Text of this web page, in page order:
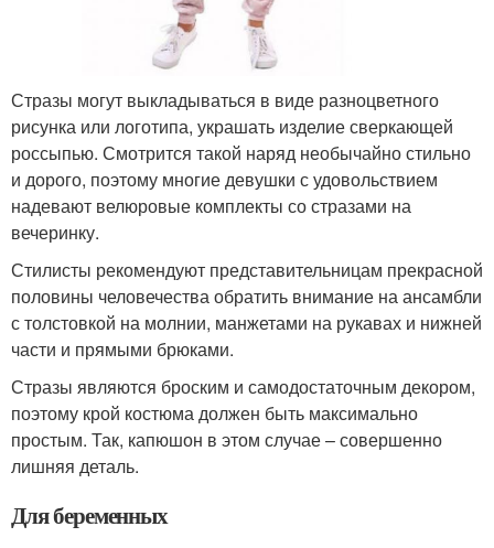
Стразы могут выкладываться в виде разноцветного
рисунка или логотипа, украшать изделие сверкающей
россыпью. Смотрится такой наряд необычайно стильно
и дорого, поэтому многие девушки с удовольствием
надевают велюровые комплекты со стразами на
вечеринку.
Стилисты рекомендуют представительницам прекрасной
половины человечества обратить внимание на ансамбли
с толстовкой на молнии, манжетами на рукавах и нижней
части и прямыми брюками.
Стразы являются броским и самодостаточным декором,
поэтому крой костюма должен быть максимально
простым. Так, капюшон в этом случае – совершенно
лишняя деталь.
Для беременных